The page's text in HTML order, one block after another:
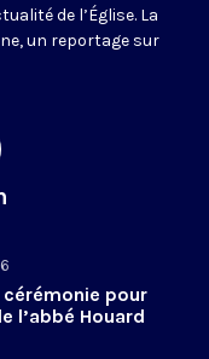
de l’Église. La
un reportage sur
cérémonie pour
l’abbé Houard